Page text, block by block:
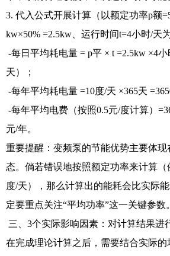
3. 代入公式开展计算（以额定功率p额
kw×50% =2.5kw、运行时间t=4小时/天
-每日平均耗电量 = p平 × t =2.5kw ×4
天）；
-每年平均耗电量 =10度/天 ×365天
-每年平均电费（按照0.5元/度计算）
元/年。
重要提醒：变频泵的节能优势主要体现
态。倘若错误地按照额定功率来计算（
度/天），那么计算出的能耗会比实际
定要重点关注“平均功率”这一关键参数。
三、3个实际影响因素：对计算结果进
在完成理论计算之后，需要结合实际的